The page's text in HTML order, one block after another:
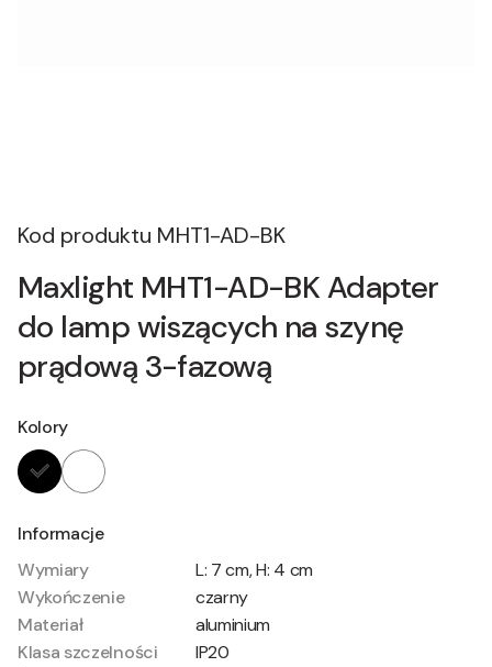
Kod produktu MHT1-AD-BK
Maxlight MHT1-AD-BK Adapter
do lamp wiszących na szynę
prądową 3-fazową
Kolory
Informacje
Wymiary
L: 7 cm, H: 4 cm
Wykończenie
czarny
Materiał
aluminium
Klasa szczelności
IP20